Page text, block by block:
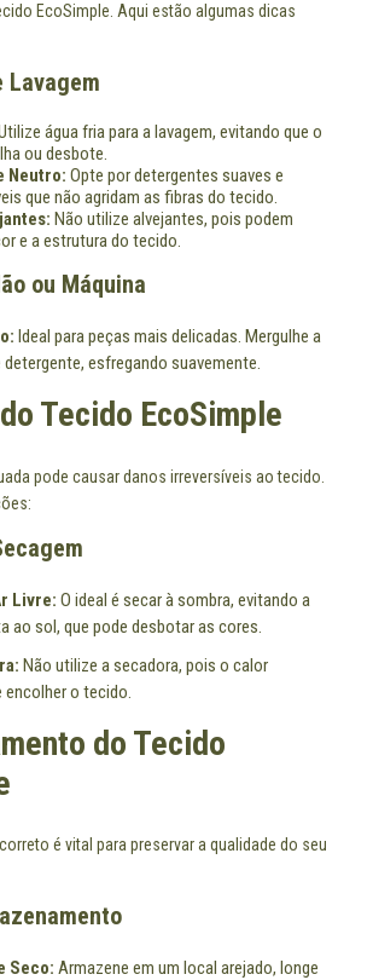
EcoSimple. Aqui estão algumas dicas
Lavagem
água fria para a lavagem, evitando que o
ou desbote.
Neutro: Opte por detergentes suaves e
que não agridam as fibras do tecido.
Não utilize alvejantes, pois podem
e a estrutura do tecido.
ou Máquina
Ideal para peças mais delicadas. Mergulhe a
detergente, esfregando suavemente.
Tecido EcoSimple
pode causar danos irreversíveis ao tecido.
Livre: O ideal é secar à sombra, evitando a
ao sol, que pode desbotar as cores.
Não utilize a secadora, pois o calor
o tecido.
do Tecido
é vital para preservar a qualidade do seu
Seco: Armazene em um local arejado, longe